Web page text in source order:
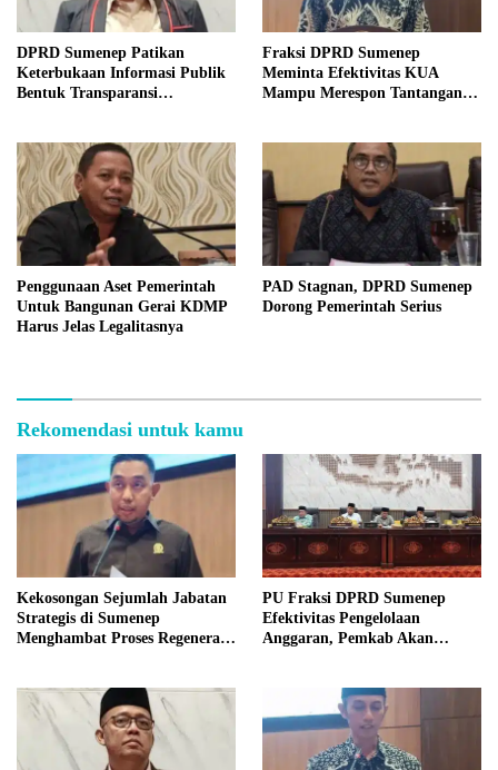
DPRD Sumenep Patikan
Keterbukaan Informasi Publik
Bentuk Transparansi
Fraksi DPRD Sumenep
Meminta Efektivitas KUA
Mampu Merespon Tantangan
Penggunaan Aset Pemerintah
Untuk Bangunan Gerai KDMP
Harus Jelas Legalitasnya
PAD Stagnan, DPRD Sumenep
Dorong Pemerintah Serius
Rekomendasi untuk kamu
Kekosongan Sejumlah Jabatan
Strategis di Sumenep
Menghambat Proses Regenerasi
PU Fraksi DPRD Sumenep
Efektivitas Pengelolaan
Anggaran, Pemkab Akan